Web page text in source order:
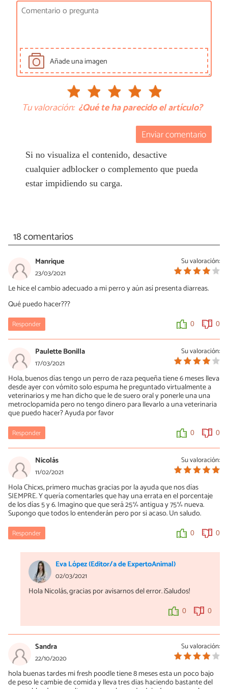
Añade una imagen
Tu valoración: ¿Qué te ha parecido el artículo?
Enviar comentario
Si no visualiza el contenido, desactive
cualquier adblocker o complemento que pueda
estar impidiendo su carga.
18 comentarios
Su valoración:
Manrique
23/03/2021
Le hice el cambio adecuado a mi perro y aún así presenta diarreas.
Qué puedo hacer???
Responder 0 0
Su valoración:
Paulette Bonilla
17/03/2021
Hola, buenos días tengo un perro de raza pequeña tiene 6 meses lleva
desde ayer con vómito solo espuma he preguntado virtualmente a
veterinarios y me han dicho que le de suero oral y ponerle una una
metroclopamida pero no tengo dinero para llevarlo a una veterinaria
que puedo hacer? Ayuda por favor
Responder 0 0
Su valoración:
Nicolás
11/02/2021
Hola Chicxs, primero muchas gracias por la ayuda que nos días
SIEMPRE. Y quería comentarles que hay una errata en el porcentaje
de los días 5 y 6. Imagino que que será 25% antigua y 75% nueva.
Supongo que todos lo entenderán pero por si acaso. Un saludo.
Responder 0 0
Eva López (Editor/a de ExpertoAnimal)
02/03/2021
Hola Nicolás, gracias por avisarnos del error. ¡Saludos!
0 0
Su valoración:
Sandra
22/10/2020
hola buenas tardes mi fresh poodle tiene 8 meses esta un poco bajo
de peso le cambie de comida y lleva tres dias haciendo bastante del